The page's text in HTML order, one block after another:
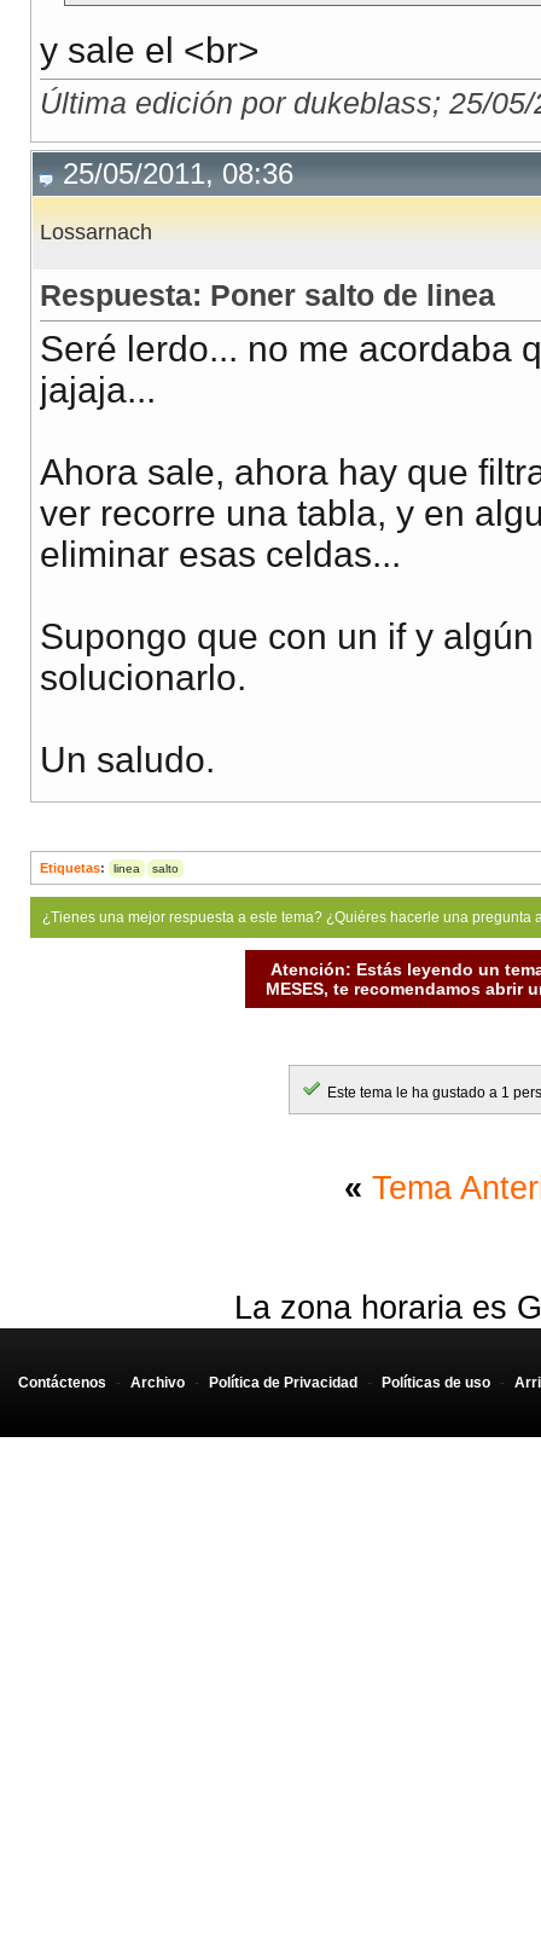
y sale el <br>
Última edición por dukeblass; 25/
25/05/2011, 08:36
Lossarnach
Respuesta: Poner salto de linea
Seré lerdo... no me acordaba
jajaja...
Ahora sale, ahora hay que
ver recorre una tabla, y en
eliminar esas celdas...
Supongo que con un if y
solucionarlo.
Un saludo.
Etiquetas: linea salto
¿Tienes una mejor respuesta a este tema? ¿Quiéres hacerle una
Atención: Estás leyendo un
MESES, te recomendamos abrir
Este tema le ha gustado a 1
« Tema
La zona horaria es
Contáctenos - Archivo - Política de Privacidad - Políticas de uso -